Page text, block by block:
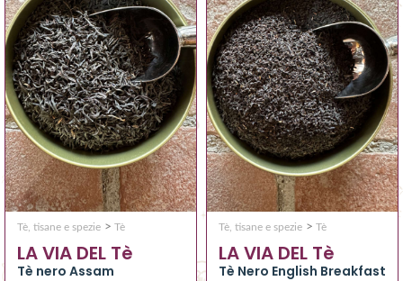
Tè, tisane e spezie > Tè
LA VIA DEL Tè
Tè nero Assam
Tè, tisane e spezie > Tè
LA VIA DEL Tè
Tè Nero English Breakfast